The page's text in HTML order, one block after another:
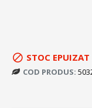
STOC EPUIZAT
COD PRODUS: